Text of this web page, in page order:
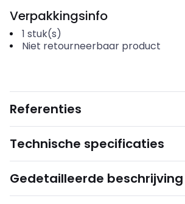
Verpakkingsinfo
1 stuk(s)
Niet retourneerbaar product
Referenties
Technische specificaties
Gedetailleerde beschrijving